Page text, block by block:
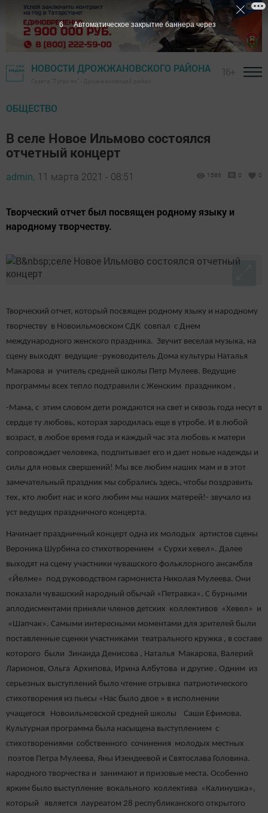
НОВОСТИ ДРОЖЖАНОВСКОГО РАЙОНА
ОБЩЕСТВО
В селе Новое Ильмово состоялся
отчетный концерт
admin, 11 марта 2021 - 08:51 1586 0 0
Творческий отчет был посвящен родному языку и
народному творчеству.
Творческий отчет, который посвящен родному языку и народному
творчеству в Новоильмовском СДК совпал с Днем
международного женского праздника. Звучит веселая музыка, на
сцену выходят ведущие -руководитель Дома культуры Наталья
Макарова и учитель средней школы Петр Мулеев. Ведущие
программы всех тепло подтравили с Женским праздником .
-Мама, с этим словом дети рождаются на свет и сквозь года несут в
сердце ту любовь, которая зародилась еще в утробе. И в любой
возраст, в любое время года и каждый час эта любовь к матери
сопровождает человека, подпитывает его и дает новые надежды и
силы для новых свершений! Мы все любим наших мам и в этот
замечательный праздник мы собрались здесь, чтобы поздравить
тех, кто любит нас и кого любим мы наших матерей!- звучало из
уст ведущих праздничного концерта.
Начинает праздничный концерт одна их молодых артистов сцены
Вероника Шурбина со стихотворением « Сурхи хевел». Далее
выходят на сцену участники чувашского фольклорного ансамбля
«Йелме» под руководством гармониста Николая Мулеева. Они
показали чувашский народный обычай «Петравка». С бурными
аплодисментами приняли членов детских коллективов «Хевел» и
«Шапчак». Самыми интересными моментами для зрителей были
поставленные сценки участниками театрального кружка , в составе
которого были Зинаида Денисова , Наталья Макарова, Валерий
Ларионов, Ольга Архипова, Ирина Албутова и другие . Одним из
серьезных выступлений было чтение отрывка патриотического
стихотворения из пьесы «Нас было двое » в исполнении
учащегося Новоильмовской средней школы Саши Ефимова.
Культурная программа была насыщена выступлением с
стихотворениями собственного сочинения молодых местных
поэтов Петра Мулеева, Яны Изендеевой и Святослава Головина.
народного творчества и занимают и призовые места. Особенно
ярким было выступление вокального коллектива «Калинушка»,
который является лауреатом 28 республиканского открытого
5 Автоматическое закрытие баннера через